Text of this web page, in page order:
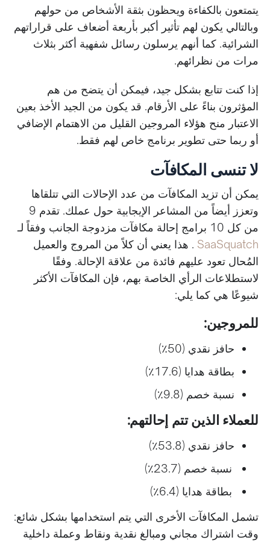
يتمتعون بالكفاءة ويحظون بثقة الأشخاص من حولهم
وبالتالي يكون لهم تأثير أكبر بأربعة أضعاف على قراراتهم
الشرائية. كما أنهم يرسلون رسائل شفهية أكثر بثلاث
مرات من نظرائهم.
إذا كنت تتابع بشكل جيد، فيمكن أن يتضح من هم
المؤثرون بناءً على الأرقام. قد يكون من الجيد الأخذ بعين
الاعتبار منح هؤلاء المروجين القليل من الاهتمام الإضافي
أو ربما حتى تطوير برنامج خاص لهم فقط.
لا تنسى المكافآت
يمكن أن تزيد المكافآت من عدد الإحالات التي تتلقاها
وتعزز أيضاً من المشاعر الإيجابية حول عملك. تقدم 9
من كل 10 برامج إحالة مكافآت مزدوجة الجانب وفقاً لـ
SaaSquatch . هذا يعني أن كلاً من المروج والعميل
المُحال تعود عليهم فائدة من علاقة الإحالة. وفقًا
لاستطلاعات الرأي الخاصة بهم، فإن المكافآت الأكثر
شيوعًا هي كما يلي:
للمروجين:
حافز نقدي (50٪)
بطاقة هدايا (17.6٪)
نسبة خصم (9.8٪)
للعملاء الذين تتم إحالتهم:
حافز نقدي (53.8٪)
نسبة خصم (23.7٪)
بطاقة هدايا (6.4٪)
تشمل المكافآت الأخرى التي يتم استخدامها بشكل شائع:
وقت اشتراك مجاني ومبالغ نقدية ونقاط وعملة داخلية